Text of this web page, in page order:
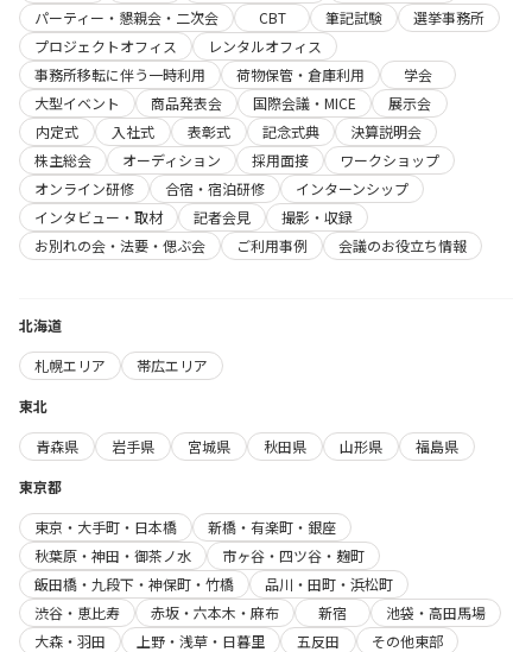
パーティー・懇親会・二次会
CBT 筆記試験
選挙事務所
プロジェクトオフィス
レンタルオフィス
事務所移転に伴う一時利用
荷物保管・倉庫利用
学会
大型イベント
商品発表会 国際会議・MICE
展示会
内定式
入社式 表彰式 記念式典
決算説明会
株主総会
オーディション 採用面接
ワークショップ
オンライン研修
合宿・宿泊研修
インターンシップ
インタビュー・取材
記者会見
撮影・収録
お別れの会・法要・偲ぶ会
ご利用事例 会議のお役立ち情報
北海道
札幌エリア
帯広エリア
東北
青森県
岩手県 宮城県 秋田県 山形県
福島県
東京都
東京・大手町・日本橋
新橋・有楽町・銀座
秋葉原・神田・御茶ノ水
市ヶ谷・四ツ谷・麹町
飯田橋・九段下・神保町・竹橋
品川・田町・浜松町
渋谷・恵比寿
赤坂・六本木・麻布 新宿
池袋・高田馬場
大森・羽田
上野・浅草・日暮里 五反田
その他東部